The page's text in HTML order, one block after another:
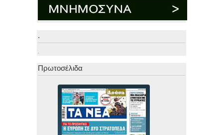
.
Πρωτοσέλιδα